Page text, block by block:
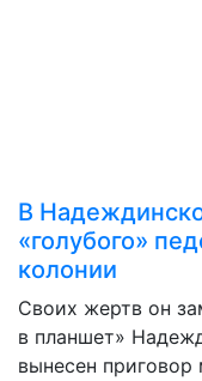
В
«голубого»
колонии
Своих жертв он
в планшет»
вынесен